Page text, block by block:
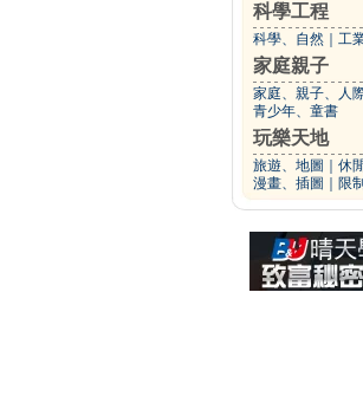
科學工程
科學、自然 工
家庭親子
家庭、親子、人
青少年、童書
玩樂天地
旅遊、地圖
休
漫畫、插圖
限